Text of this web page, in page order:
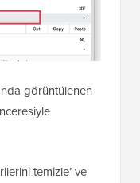
görüntülenen
temizle’ ve